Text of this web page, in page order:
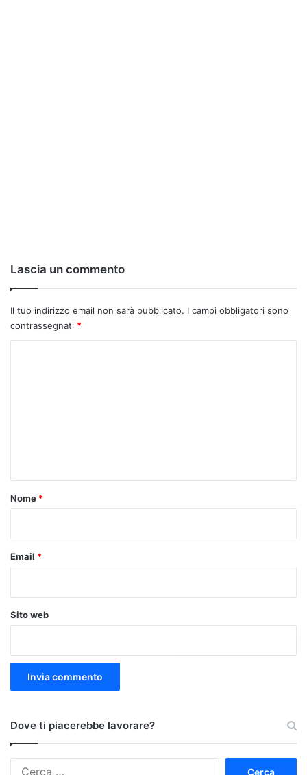
Lascia un commento
Il tuo indirizzo email non sarà pubblicato. I campi obbligatori sono
contrassegnati *
o
Nome *
Email *
Sito web
Dove ti piacerebbe lavorare?